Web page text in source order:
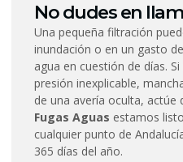
No dudes en
Una pequeña filtración
inundación o en un gasto
agua en cuestión de días.
presión inexplicable,
de una avería oculta, actúe
Fugas Aguas estamos
cualquier punto de
365 días del año.